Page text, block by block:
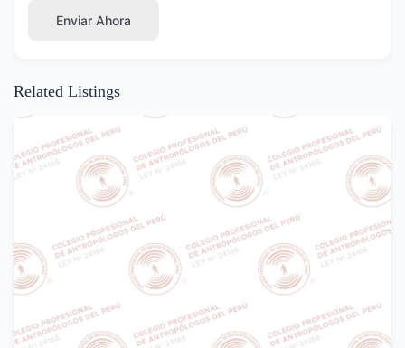
Enviar Ahora
Related Listings